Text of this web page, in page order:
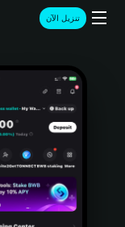
تنزيل الآن